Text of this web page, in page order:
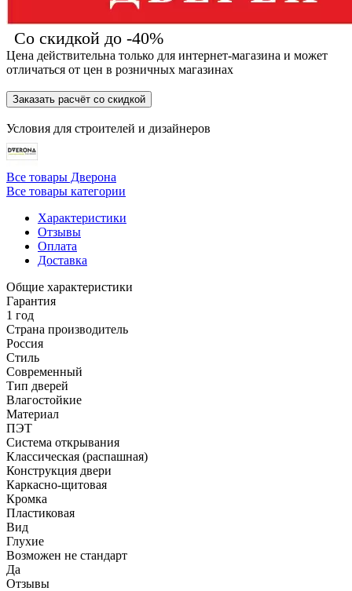
Со скидкой до -40%
Цена действительна только для интернет-магазина и может
отличаться от цен в розничных магазинах
Заказать расчёт со скидкой
Условия для строителей и дизайнеров
Все товары Дверона
Все товары категории
Характеристики
Отзывы
Оплата
Доставка
Общие характеристики
Гарантия
1 год
Страна производитель
Россия
Стиль
Современный
Тип дверей
Влагостойкие
Материал
ПЭТ
Система открывания
Классическая (распашная)
Конструкция двери
Каркасно-щитовая
Кромка
Пластиковая
Вид
Глухие
Возможен не стандарт
Да
Отзывы